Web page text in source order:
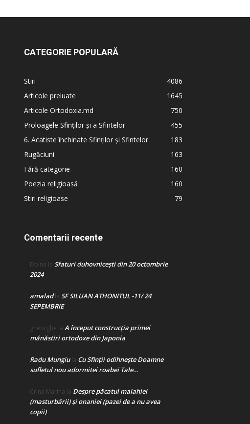
CATEGORIE POPULARĂ
Stiri
4086
Articole preluate
1645
Articole Ortodoxia.md
750
Proloagele Sfinților și a Sfintelor
455
6. Acatiste închinate Sfinților și Sfintelor
183
Rugăciuni
163
Fără categorie
160
Poezia religioasă
160
Stiri religioase
79
Comentarii recente
Doina la Sfaturi duhovnicești din 20 octombrie
2024
amaladla SF SILUAN ATHONITUL -11/ 24
SEPEMBRIE
gheorghe la A început construcţia primei
mănăstiri ortodoxe din Japonia
Radu Mungiula Cu Sfinții odihnește Doamne
sufletul nou adormitei roabei Tale…
Crina Marina la Despre păcatul malahiei
(masturbării) şi onaniei (pazei de a nu avea
copii)